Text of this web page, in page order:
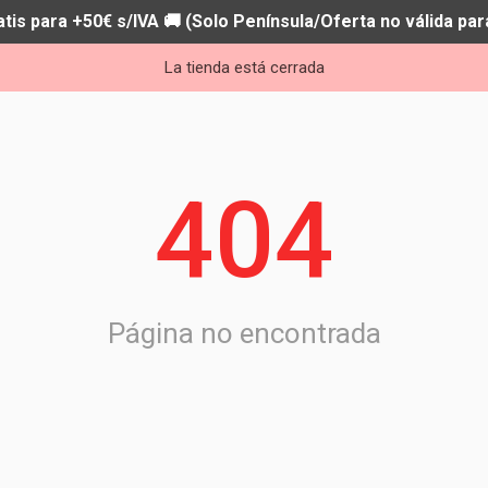
para +50€ s/IVA 🚚 (Solo Península/Oferta no válida
La tienda está cerrada
404
Página no encontrada